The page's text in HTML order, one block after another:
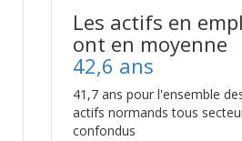
Les actifs en
ont en moyenne
42,6 ans
41,7 ans pour l'ensemble
actifs normands tous
confondus